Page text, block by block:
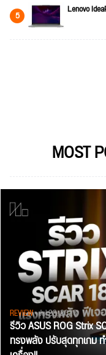
5 Lenovo
MOST
REVIEW• Jul 28, 2026
รีวิว ASUS ROG Strix
ทรงพลัง ปรับสุดทุกเกม